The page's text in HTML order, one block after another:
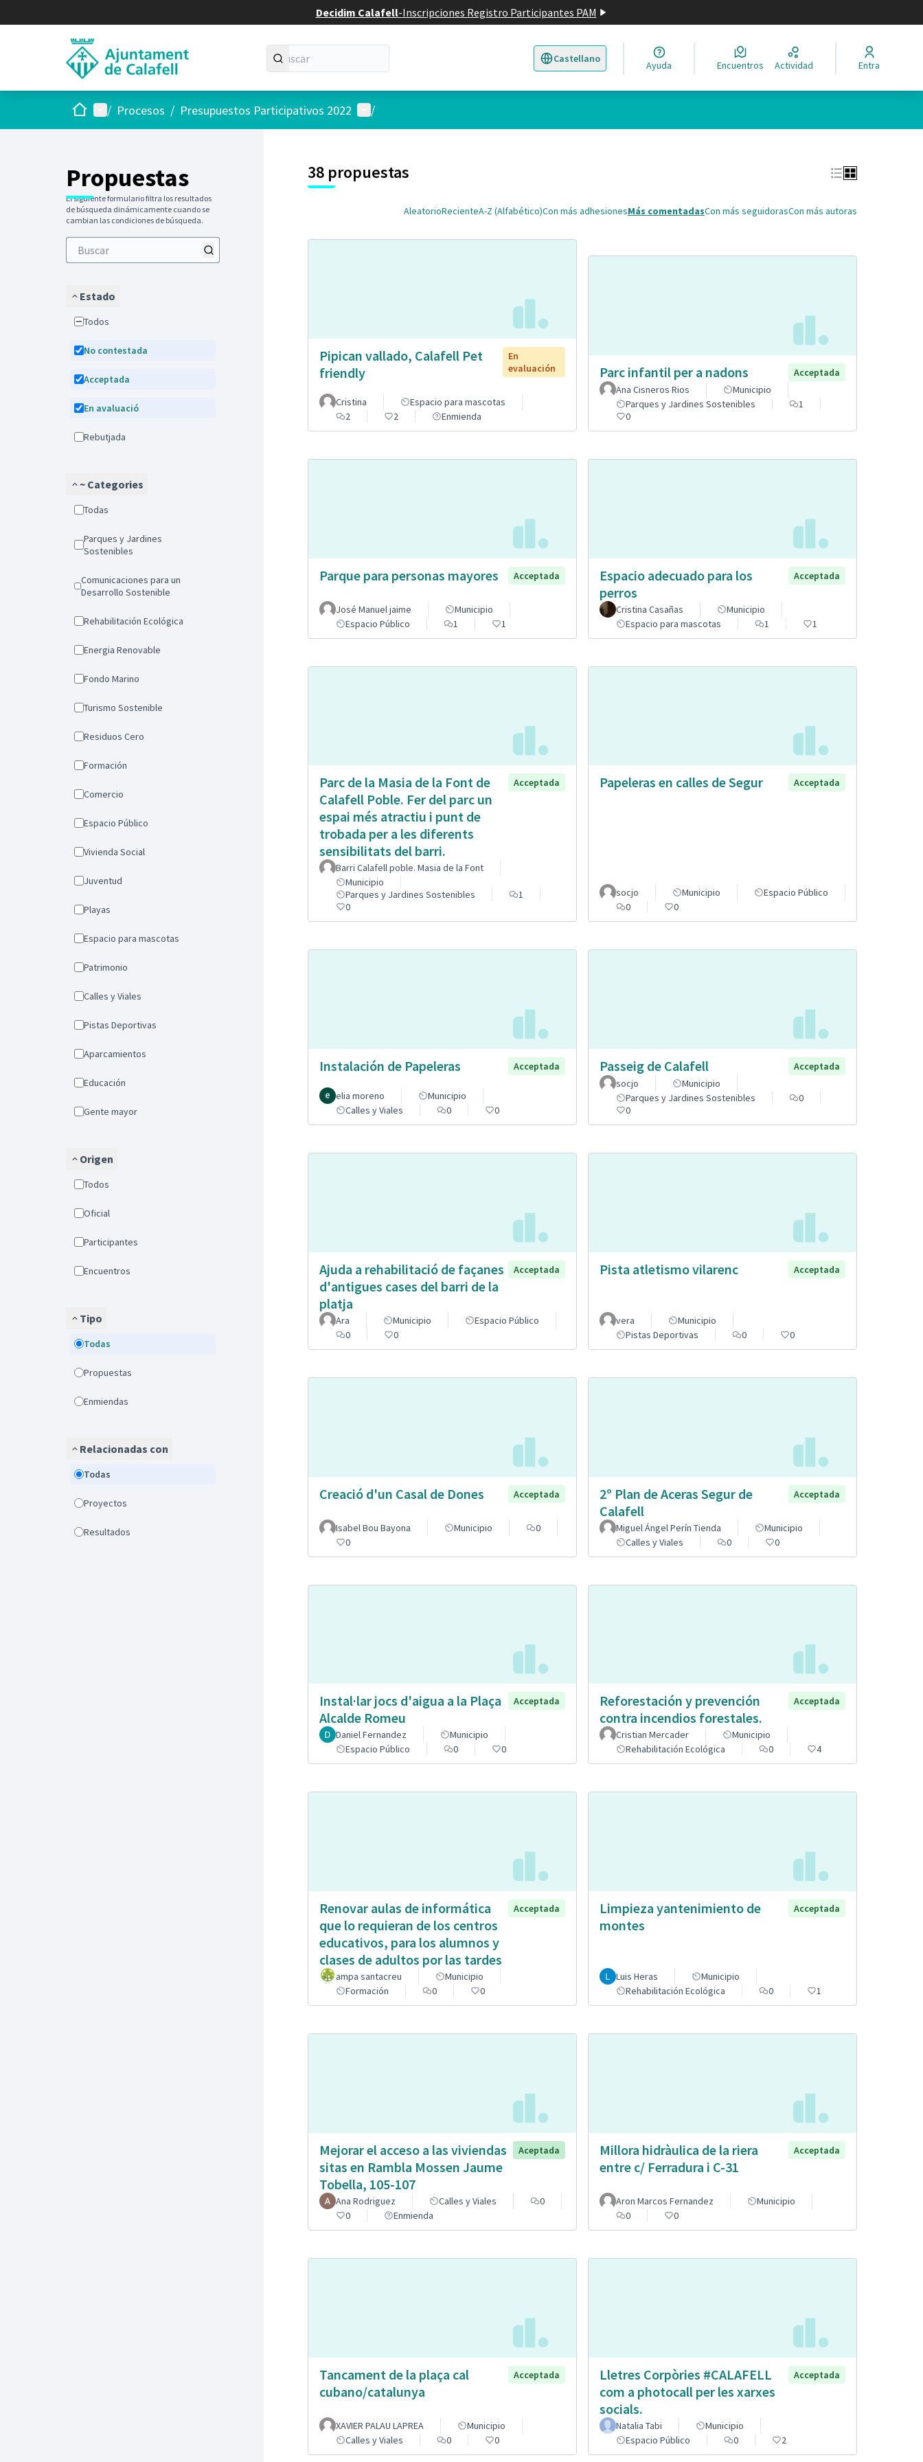
Decidim Calafell-Inscripciones Registro Participantes PAM
Castellano
Triar la llengua Elegir el idioma
Ayuda Encuentros Actividad Entra
InicioMenú principal
/ Procesos / Presupuestos Participativos 2022 Menú de usuario
/
Propuestas
El siguiente formulario filtra los resultados
de búsqueda dinámicamente cuando se
cambian las condiciones de búsqueda.
Estado
Todos
No contestada
Acceptada
En avaluació
Rebutjada
~ Categories
Todas
Parques y Jardines
Sostenibles
Comunicaciones para un
Desarrollo Sostenible
Rehabilitación Ecológica
Energia Renovable
Fondo Marino
Turismo Sostenible
Residuos Cero
Formación
Comercio
Espacio Público
Vivienda Social
Juventud
Playas
Espacio para mascotas
Patrimonio
Calles y Viales
Pistas Deportivas
Aparcamientos
Educación
Gente mayor
Origen
Todos
Oficial
Participantes
Encuentros
Tipo
Todas
Propuestas
Enmiendas
Relacionadas con
Todas
Proyectos
Resultados
38 propuestas
AleatorioRecienteA-Z (Alfabético)Con más adhesionesMás comentadasCon más seguidorasCon más autoras
Pipican vallado, Calafell Pet
friendly
En
evaluación
Cristina
Espacio para mascotas
2
2 Enmienda
Parc infantil per a nadons
Acceptada
Ana Cisneros Rios
Municipio
Parques y Jardines Sostenibles
1
0
Parque para personas mayores Acceptada
José Manuel jaime
Municipio
Espacio Público
1 1
Espacio adecuado para los
perros
Acceptada
Cristina Casañas
Municipio
Espacio para mascotas
1 1
Parc de la Masia de la Font de
Calafell Poble. Fer del parc un
espai més atractiu i punt de
trobada per a les diferents
sensibilitats del barri.
Acceptada
Barri Calafell poble. Masia de la Font
Municipio
Parques y Jardines Sostenibles
1
0
Papeleras en calles de Segur Acceptada
socjo Municipio
Espacio Público
0
0
Instalación de Papeleras Acceptada
elia moreno
Municipio
Calles y Viales
0 0
Passeig de Calafell
Acceptada
socjo
Municipio
Parques y Jardines Sostenibles
0
0
Ajuda a rehabilitació de façanes
d'antigues cases del barri de la
platja
Acceptada
Ara Municipio
Espacio Público
0
0
Pista atletismo vilarenc Acceptada
vera
Municipio
Pistas Deportivas
0 0
Creació d'un Casal de Dones Acceptada
Isabel Bou Bayona Municipio
0
0
2º Plan de Aceras Segur de
Calafell
Acceptada
Miguel Ángel Perín Tienda
Municipio
Calles y Viales
0 0
Instal·lar jocs d'aigua a la Plaça
Alcalde Romeu
Acceptada
Daniel Fernandez
Municipio
Espacio Público
0 0
Reforestación y prevención
contra incendios forestales.
Acceptada
Cristian Mercader
Municipio
Rehabilitación Ecológica
0 4
Renovar aulas de informática
que lo requieran de los centros
educativos, para los alumnos y
clases de adultos por las tardes
Acceptada
ampa santacreu
Municipio
Formación
0 0
Limpieza yantenimiento de
montes
Acceptada
Luis Heras
Municipio
Rehabilitación Ecológica
0 1
Mejorar el acceso a las viviendas
sitas en Rambla Mossen Jaume
Tobella, 105-107
Aceptada
Ana Rodriguez Calles y Viales
0
0
Enmienda
Millora hidràulica de la riera
entre c/ Ferradura i C-31
Acceptada
Aron Marcos Fernandez
Municipio
0
0
Tancament de la plaça cal
cubano/catalunya
Acceptada
XAVIER PALAU LAPREA
Municipio
Calles y Viales
0 0
Lletres Corpòries #CALAFELL
com a photocall per les xarxes
socials.
Acceptada
Natalia Tabi
Municipio
Espacio Público
0 2